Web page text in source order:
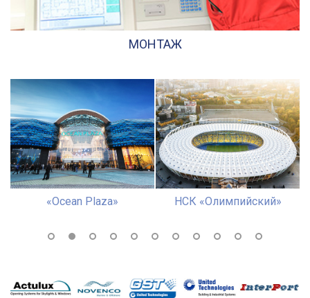
МОНТАЖ
«Ocean Plaza» НСК «Олимпийский»